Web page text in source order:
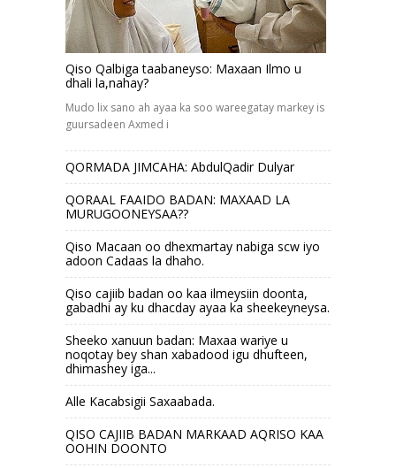
Qiso Qalbiga taabaneyso: Maxaan Ilmo u
dhali la,nahay?
Mudo lix sano ah ayaa ka soo wareegatay markey is
guursadeen Axmed i
QORMADA JIMCAHA: AbdulQadir Dulyar
QORAAL FAAIDO BADAN: MAXAAD LA
MURUGOONEYSAA??
Qiso Macaan oo dhexmartay nabiga scw iyo
adoon Cadaas la dhaho.
Qiso cajiib badan oo kaa ilmeysiin doonta,
gabadhi ay ku dhacday ayaa ka sheekeyneysa.
Sheeko xanuun badan: Maxaa wariye u
noqotay bey shan xabadood igu dhufteen,
dhimashey iga...
Alle Kacabsigii Saxaabada.
QISO CAJIIB BADAN MARKAAD AQRISO KAA
OOHIN DOONTO